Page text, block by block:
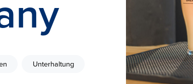
Unterhaltung